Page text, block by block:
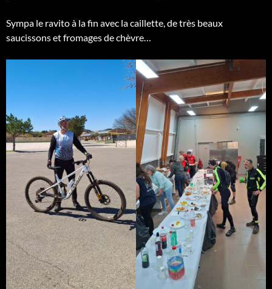
Sympa le ravito à la fin avec la caillette, de très beaux
saucissons et fromages de chèvre…